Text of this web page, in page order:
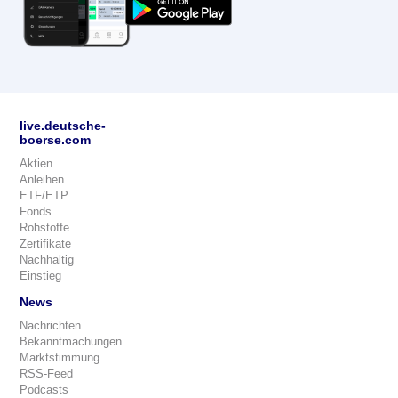
live.deutsche-
boerse.com
Aktien
Anleihen
ETF/ETP
Fonds
Rohstoffe
Zertifikate
Nachhaltig
Einstieg
News
Nachrichten
Bekanntmachungen
Marktstimmung
RSS-Feed
Podcasts